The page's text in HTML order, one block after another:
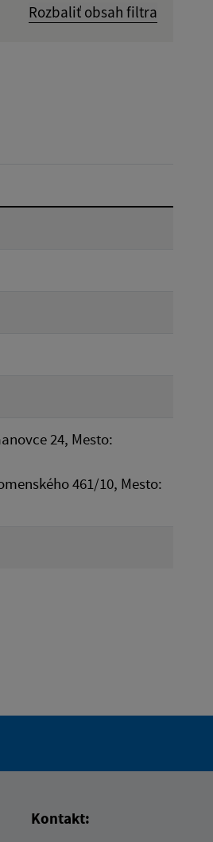
Rozbaliť obsah filtra
24, Mesto:
461/10, Mesto:
Kontakt: